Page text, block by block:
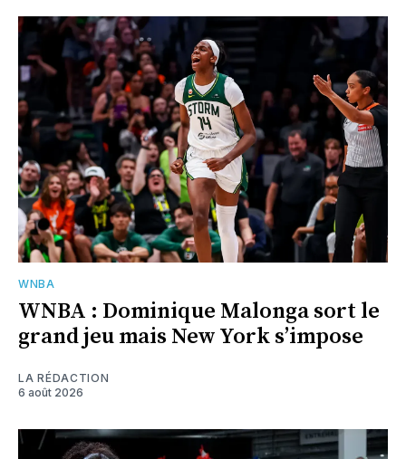
WNBA
WNBA : Dominique Malonga sort le
grand jeu mais New York s’impose
LA RÉDACTION
6 août 2026